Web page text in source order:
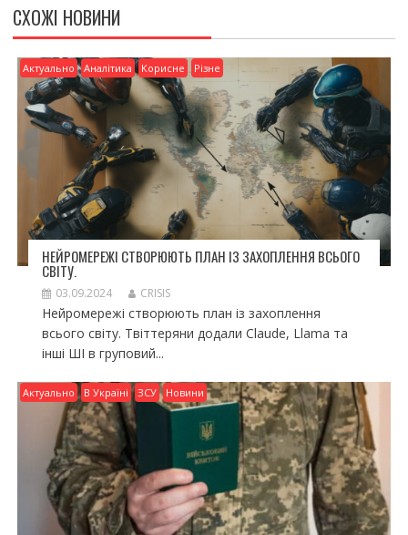
СХОЖІ НОВИНИ
Актуально Аналітика Корисне Різне
НЕЙРОМЕРЕЖІ СТВОРЮЮТЬ ПЛАН ІЗ ЗАХОПЛЕННЯ ВСЬОГО
СВІТУ.
03.09.2024 CRISIS
Нейромережі створюють план із захоплення
всього світу. Твіттеряни додали Claude, Llama та
інші ШІ в груповий...
Актуально В Україні ЗСУ Новини